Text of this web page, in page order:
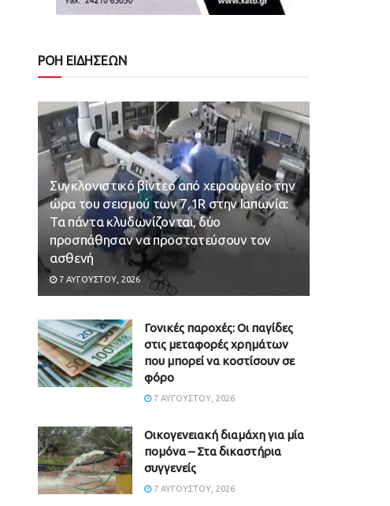
ΡΟΗ ΕΙΔΗΣΕΩΝ
Συγκλονιστικό βίντεο από χειρουργείο την
ώρα του σεισμού των 7,1R στην Ιαπωνία:
Τα πάντα κλυδωνίζονται, δύο
προσπάθησαν να προστατεύσουν τον
ασθενή
7 ΑΥΓΟΎΣΤΟΥ, 2026
Γονικές παροχές: Οι παγίδες
στις μεταφορές χρημάτων
που μπορεί να κοστίσουν σε
φόρο
7 ΑΥΓΟΎΣΤΟΥ, 2026
Οικογενειακή διαμάχη για μία
πομόνα – Στα δικαστήρια
συγγενείς
7 ΑΥΓΟΎΣΤΟΥ, 2026